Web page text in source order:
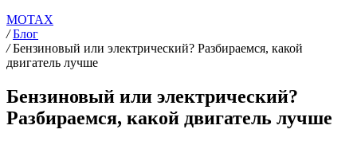
MOTAX
/ Блог
/ Бензиновый или электрический? Разбираемся, какой
двигатель лучше
Бензиновый или электрический?
Разбираемся, какой двигатель лучше